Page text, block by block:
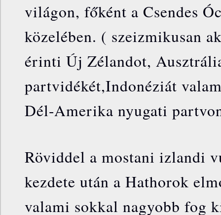
világon, főként a Csendes
közelében. ( szeizmikusan
érinti Új Zélandot,
partvidékét,Indonéziát
Dél-Amerika nyugati
Röviddel a mostani izlandi
kezdete után a Hathorok
valami sokkal nagyobb fog